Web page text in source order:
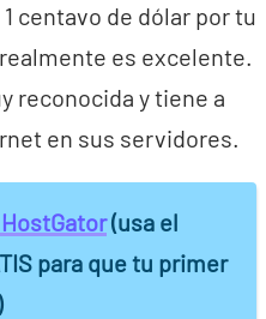
centavo de dólar por tu
es excelente.
reconocida y tiene a
en sus servidores.
(usa el
para que tu primer